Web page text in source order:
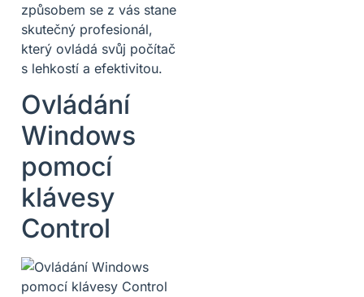
způsobem se z vás stane
skutečný profesionál,
který ovládá svůj počítač
s lehkostí a efektivitou.
Ovládání
Windows
pomocí
klávesy
Control